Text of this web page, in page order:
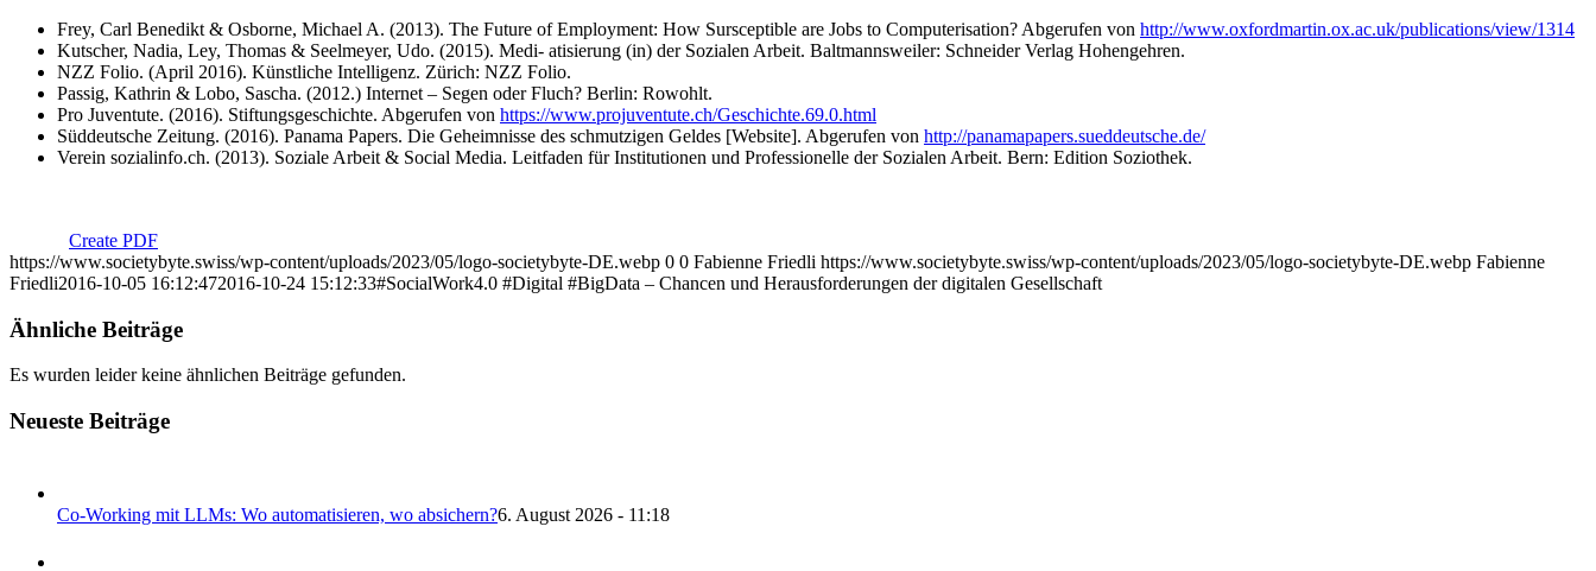
Frey, Carl Benedikt & Osborne, Michael A. (2013). The Future of Employment: How Sursceptible are Jobs to Computerisation? Abgerufen von http://www.oxfordmartin.ox.ac.uk/publications/view/1314
Kutscher, Nadia, Ley, Thomas & Seelmeyer, Udo. (2015). Medi- atisierung (in) der Sozialen Arbeit. Baltmannsweiler: Schneider Verlag Hohengehren.
NZZ Folio. (April 2016). Künstliche Intelligenz. Zürich: NZZ Folio.
Passig, Kathrin & Lobo, Sascha. (2012.) Internet – Segen oder Fluch? Berlin: Rowohlt.
Pro Juventute. (2016). Stiftungsgeschichte. Abgerufen von https://www.projuventute.ch/Geschichte.69.0.html
Süddeutsche Zeitung. (2016). Panama Papers. Die Geheimnisse des schmutzigen Geldes [Website]. Abgerufen von http://panamapapers.sueddeutsche.de/
Verein sozialinfo.ch. (2013). Soziale Arbeit & Social Media. Leitfaden für Institutionen und Professionelle der Sozialen Arbeit. Bern: Edition Soziothek.
Create PDF
https://www.societybyte.swiss/wp-content/uploads/2023/05/logo-societybyte-DE.webp 0 0 Fabienne Friedli https://www.societybyte.swiss/wp-content/uploads/2023/05/logo-societybyte-DE.webp Fabienne
Friedli2016-10-05 16:12:472016-10-24 15:12:33#SocialWork4.0 #Digital #BigData – Chancen und Herausforderungen der digitalen Gesellschaft
Ähnliche Beiträge
Es wurden leider keine ähnlichen Beiträge gefunden.
Neueste Beiträge
Co-Working mit LLMs: Wo automatisieren, wo absichern?6. August 2026 - 11:18